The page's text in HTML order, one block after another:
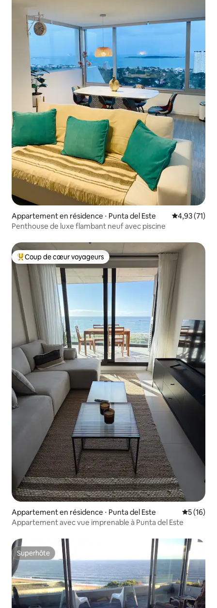
Appartement en résidence ⋅ Punta del Este Évaluation
4,93 (71)
Penthouse de luxe flambant neuf avec piscine
Coups de cœur voyageurs les plus appréciés
Coup de cœur voyageurs
Appartement en résidence ⋅ Punta del Este
5 (16)
Appartement avec vue imprenable à Punta del Este
Superhôte
Superhôte